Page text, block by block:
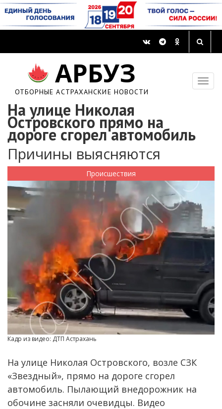
АРБУЗ
ОТБОРНЫЕ АСТРАХАНСКИЕ НОВОСТИ
На улице Николая
Островского прямо на
дороге сгорел автомобиль
Причины выясняются
Происшествия
Кадр из видео: ДТП Астрахань
На улице Николая Островского, возле СЗК
«Звездный», прямо на дороге сгорел
автомобиль. Пылающий внедорожник на
обочине засняли очевидцы. Видео